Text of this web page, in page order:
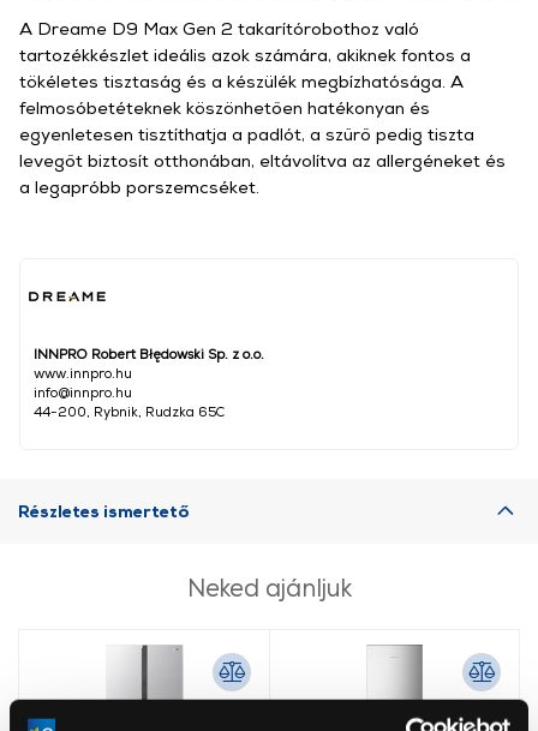
INNPRO Robert Błędowski Sp. z o.o.
www.innpro.hu
info@innpro.hu
44-200, Rybnik, Rudzka 65C
A Dreame D9 Max Gen 2 takarítórobothoz való
tartozékkészlet ideális azok számára, akiknek fontos a
tökéletes tisztaság és a készülék megbízhatósága. A
felmosóbetéteknek köszönhetően hatékonyan és
egyenletesen tisztíthatja a padlót, a szűrő pedig tiszta
levegőt biztosít otthonában, eltávolítva az allergéneket és
a legapróbb porszemcséket.
Részletes ismertető
Neked ajánljuk